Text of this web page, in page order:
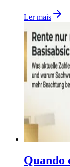
Ler mais
Quando